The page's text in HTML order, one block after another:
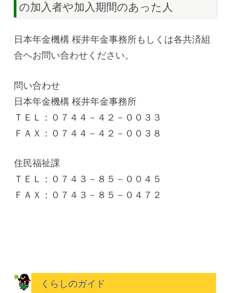
の加入者や加入期間のあった人
日本年金機構 桜井年金事務所もしくは各共済組
合ヘお問い合わせください。
問い合わせ
日本年金機構 桜井年金事務所
ＴＥＬ：０７４４－４２－００３３
ＦＡＸ：０７４４－４２－００３８
住民福祉課
ＴＥＬ：０７４３－８５－００４５
ＦＡＸ：０７４３－８５－０４７２
くらしのガイド